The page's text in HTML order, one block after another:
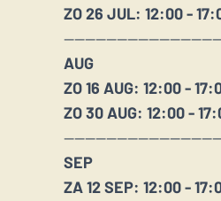
ZO 26 JUL: 12:00 -
AUG
ZO 16 AUG: 12:00 -
ZO 30 AUG: 12:00 -
SEP
ZA 12 SEP: 12:00 -